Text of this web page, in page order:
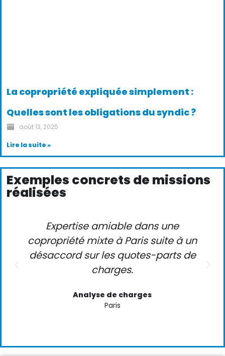
La copropriété expliquée simplement :
Quelles sont les obligations du syndic ?
août 13, 2025
Lire la suite »
Exemples concrets de missions
réalisées
Expertise amiable dans une
copropriété mixte à Paris suite à un
désaccord sur les quotes-parts de
charges.
Analyse de charges
Paris